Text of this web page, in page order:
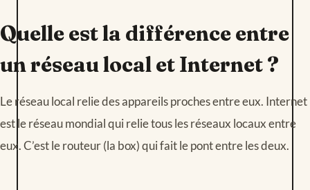
Quelle est la différence entre
un réseau local et Internet ?
Le réseau local relie des appareils proches entre eux. Internet
est le réseau mondial qui relie tous les réseaux locaux entre
eux. C’est le routeur (la box) qui fait le pont entre les deux.